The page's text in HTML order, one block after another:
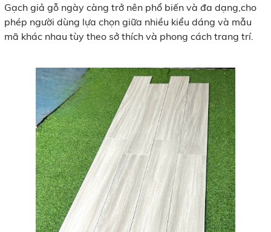
Gạch giả gỗ ngày càng trở nên phổ biến và đa dạng,cho
phép người dùng lựa chọn giữa nhiều kiểu dáng và mẫu
mã khác nhau tùy theo sở thích và phong cách trang trí.